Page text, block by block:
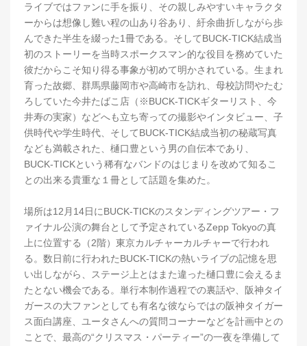
ライブではファンに手を振り、その親しみやすいキャラクタ
ーからは想像し難い程の山あり谷あり、紆余曲折しながら歩
んできた半生を綴った1冊である。そしてBUCK-TICK結成当
初のストーリーを当時スポークスマン的な役目を務めていた
彼だからこそ知り得る事象が初めて明かされている。生まれ
育った故郷、群馬県藤岡市や高崎市を訪れ、母校訪問やたむ
ろしていた今井たばこ店（※BUCK-TICKギターリスト、今
井寿の実家）などへも立ち寄っての撮影やインタビュー、子
供時代や学生時代、そしてBUCK-TICK結成当初の秘蔵写真
なども満載された、樋口豊という男の自伝本であり、
BUCK-TICKという稀有なバンドのはじまりを改めて知るこ
との出来る貴重な１冊として話題を集めた。
場所は12月14日にBUCK-TICKのスタンディングツアー・フ
ァイナル公演の舞台として予定されているZepp Tokyoの真
上に位置する（2階）東京カルチャーカルチャーで行われ
る。数日前に行われたBUCK-TICKの熱いライブの記憶を思
い出しながら、ステージ上とはまた違った樋口豊に会えるま
たとない機会である。単行本制作過程での裏話や、阪神タイ
ガースの大ファンとしても有名な彼ならではの阪神タイガー
ス面白講座、ユータさんへの質問コーナーなどを計画中との
ことで、最高の“クリスマス・パーティー”の一夜を準備して